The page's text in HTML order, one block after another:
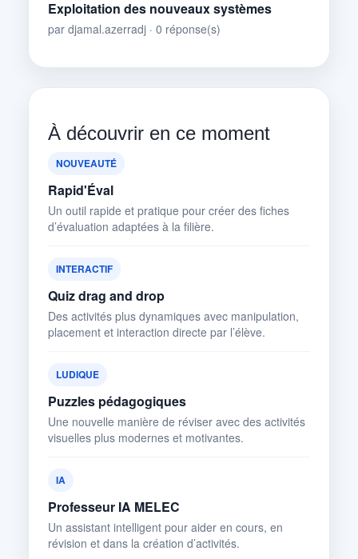
Exploitation des nouveaux systèmes
par djamal.azerradj · 0 réponse(s)
À découvrir en ce moment
NOUVEAUTÉ
Rapid'Éval
Un outil rapide et pratique pour créer des fiches
d’évaluation adaptées à la filière.
INTERACTIF
Quiz drag and drop
Des activités plus dynamiques avec manipulation,
placement et interaction directe par l’élève.
LUDIQUE
Puzzles pédagogiques
Une nouvelle manière de réviser avec des activités
visuelles plus modernes et motivantes.
IA
Professeur IA MELEC
Un assistant intelligent pour aider en cours, en
révision et dans la création d’activités.